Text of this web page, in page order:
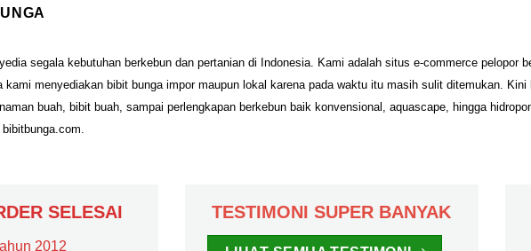
segala kebutuhan berkebun dan pertanian di Indonesia. Kami adalah situs e-commerce pelopor
kami menyediakan bibit bunga impor maupun lokal karena pada waktu itu masih sulit ditemukan.
buah, bibit buah, sampai perlengkapan berkebun baik konvensional, aquascape, hingga
SELESAI
2012
TESTIMONI SUPER BANYAK